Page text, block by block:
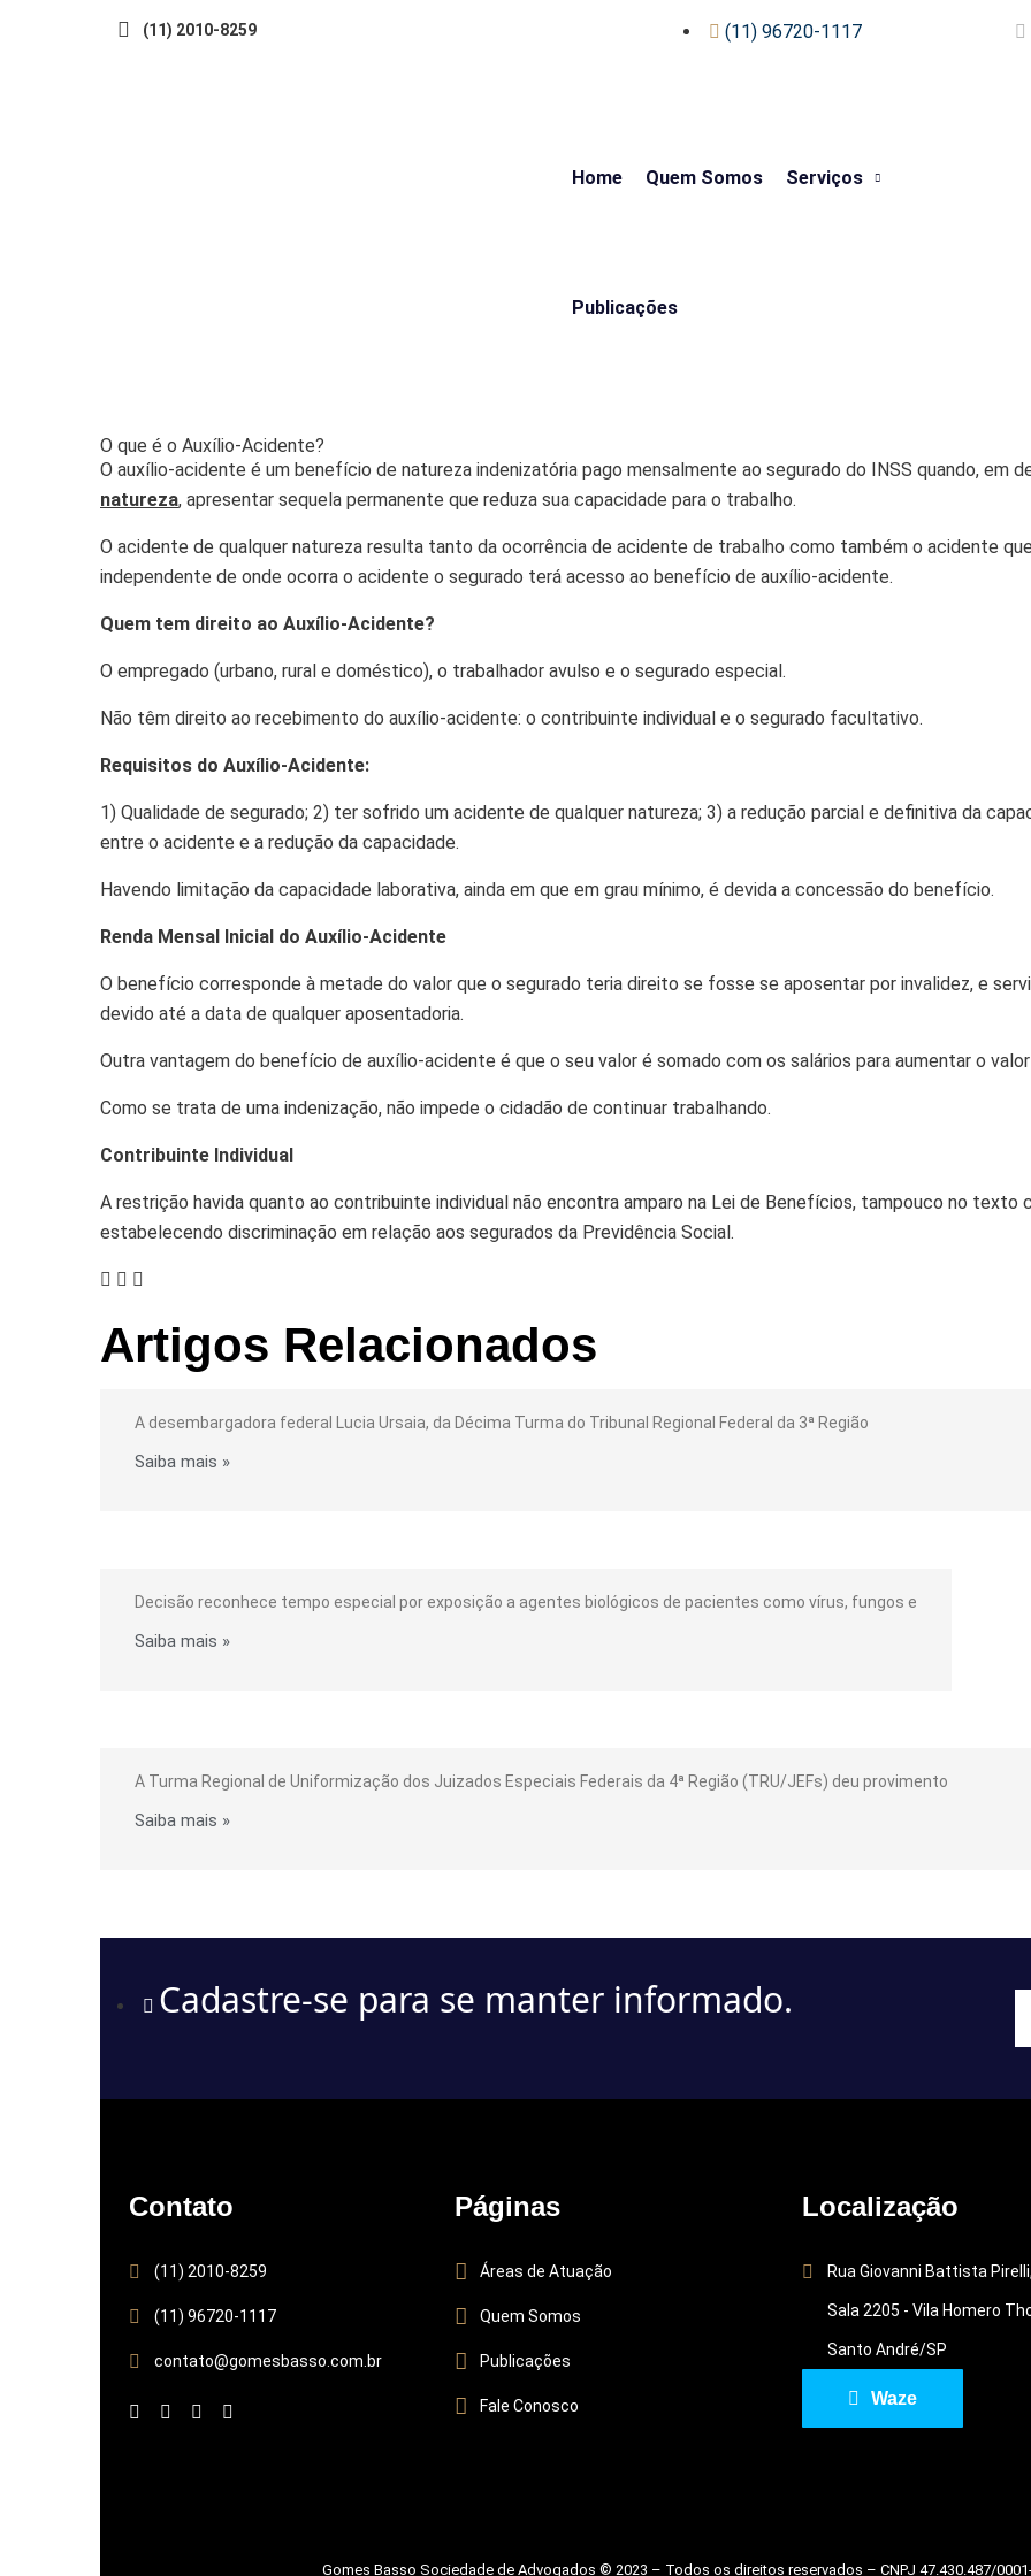
(11) 2010-8259 (11) 96720-1117
Home Quem Somos Serviços
Publicações
O que é o Auxílio-Acidente?
O auxílio-acidente é um benefício de natureza indenizatória pago mensalmente ao segurado do INSS quando, em
natureza, apresentar sequela permanente que reduza sua capacidade para o trabalho.
O acidente de qualquer natureza resulta tanto da ocorrência de acidente de trabalho como também o acidente
independente de onde ocorra o acidente o segurado terá acesso ao benefício de auxílio-acidente.
Quem tem direito ao Auxílio-Acidente?
O empregado (urbano, rural e doméstico), o trabalhador avulso e o segurado especial.
Não têm direito ao recebimento do auxílio-acidente: o contribuinte individual e o segurado facultativo.
Requisitos do Auxílio-Acidente:
1) Qualidade de segurado; 2) ter sofrido um acidente de qualquer natureza; 3) a redução parcial e definitiva da
entre o acidente e a redução da capacidade.
Havendo limitação da capacidade laborativa, ainda em que em grau mínimo, é devida a concessão do benefício.
Renda Mensal Inicial do Auxílio-Acidente
O benefício corresponde à metade do valor que o segurado teria direito se fosse se aposentar por invalidez, e
devido até a data de qualquer aposentadoria.
Outra vantagem do benefício de auxílio-acidente é que o seu valor é somado com os salários para aumentar o
Como se trata de uma indenização, não impede o cidadão de continuar trabalhando.
Contribuinte Individual
A restrição havida quanto ao contribuinte individual não encontra amparo na Lei de Benefícios, tampouco no
estabelecendo discriminação em relação aos segurados da Previdência Social.
Artigos Relacionados
TRF3 RECONHECE TEMPO DE SERVIÇO ESPECIAL E CONCEDE APOSENTADORIA A
A desembargadora federal Lucia Ursaia, da Décima Turma do Tribunal Regional Federal da 3ª Região
Saiba mais »
Decisão reconhece tempo especial por exposição a agentes biológicos de pacientes como vírus, fungos e
Saiba mais »
A Turma Regional de Uniformização dos Juizados Especiais Federais da 4ª Região (TRU/JEFs) deu provimento
Saiba mais »
Cadastre-se para se manter informado.
Contato
(11) 2010-8259
(11) 96720-1117
contato@gomesbasso.com.br
Páginas
Áreas de Atuação
Quem Somos
Publicações
Fale Conosco
Localização
Rua Giovanni Battista
Sala 2205 - Vila Homero
Santo André/SP
Waze
Gomes Basso Sociedade de Advogados © 2023 – Todos os direitos reservados – CNPJ 47.430.487/